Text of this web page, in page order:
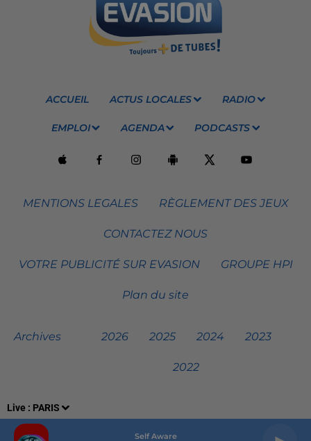
Live : PARIS
Self Aware
ACCUEIL ACTUS LOCALES RADIO
EMPLOI AGENDA PODCASTS
MENTIONS LEGALES RÈGLEMENT DES JEUX
CONTACTEZ NOUS
VOTRE PUBLICITÉ SUR EVASION GROUPE HPI
Plan du site
Archives 2026 2025 2024 2023
2022